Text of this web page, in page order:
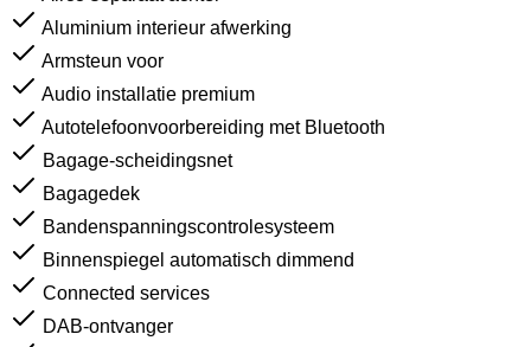
Aluminium interieur afwerking
Armsteun voor
Audio installatie premium
Autotelefoonvoorbereiding met Bluetooth
Bagage-scheidingsnet
Bagagedek
Bandenspanningscontrolesysteem
Binnenspiegel automatisch dimmend
Connected services
DAB-ontvanger